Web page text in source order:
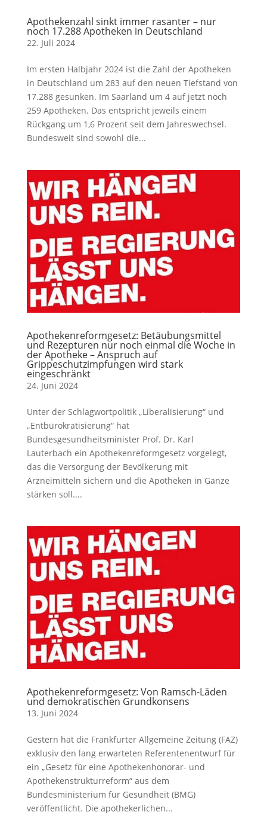
Apothekenzahl sinkt immer rasanter – nur
noch 17.288 Apotheken in Deutschland
22. Juli 2024
Im ersten Halbjahr 2024 ist die Zahl der Apotheken
in Deutschland um 283 auf den neuen Tiefstand von
17.288 gesunken. Im Saarland um 4 auf jetzt noch
259 Apotheken. Das entspricht jeweils einem
Rückgang um 1,6 Prozent seit dem Jahreswechsel.
Bundesweit sind sowohl die...
Apothekenreformgesetz: Betäubungsmittel
und Rezepturen nur noch einmal die Woche in
der Apotheke – Anspruch auf
Grippeschutzimpfungen wird stark
eingeschränkt
24. Juni 2024
Unter der Schlagwortpolitik „Liberalisierung“ und
„Entbürokratisierung“ hat
Bundesgesundheitsminister Prof. Dr. Karl
Lauterbach ein Apothekenreformgesetz vorgelegt,
das die Versorgung der Bevölkerung mit
Arzneimitteln sichern und die Apotheken in Gänze
stärken soll....
Apothekenreformgesetz: Von Ramsch-Läden
und demokratischen Grundkonsens
13. Juni 2024
Gestern hat die Frankfurter Allgemeine Zeitung (FAZ)
exklusiv den lang erwarteten Referentenentwurf für
ein „Gesetz für eine Apothekenhonorar- und
Apothekenstrukturreform“ aus dem
Bundesministerium für Gesundheit (BMG)
veröffentlicht. Die apothekerlichen...